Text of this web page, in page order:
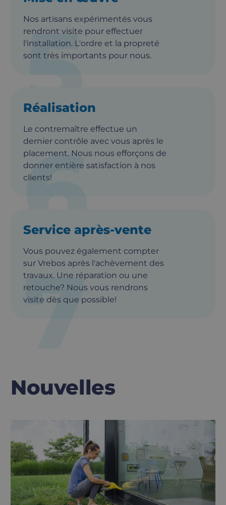
Nos artisans expérimentés vous
rendront visite pour effectuer
l'installation. L'ordre et la propreté
sont très importants pour nous.
5
Réalisation
Le contremaître effectue un
dernier contrôle avec vous après le
placement. Nous nous efforçons de
donner entière satisfaction à nos
clients!
6
Service après-vente
Vous pouvez également compter
sur Vrebos après l'achèvement des
travaux. Une réparation ou une
retouche? Nous vous rendrons
visite dès que possible!
7
Nouvelles